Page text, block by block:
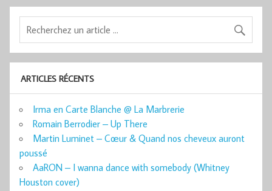
ARTICLES RÉCENTS
Irma en Carte Blanche @ La Marbrerie
Romain Berrodier – Up There
Martin Luminet – Cœur & Quand nos cheveux auront
poussé
AaRON – I wanna dance with somebody (Whitney
Houston cover)